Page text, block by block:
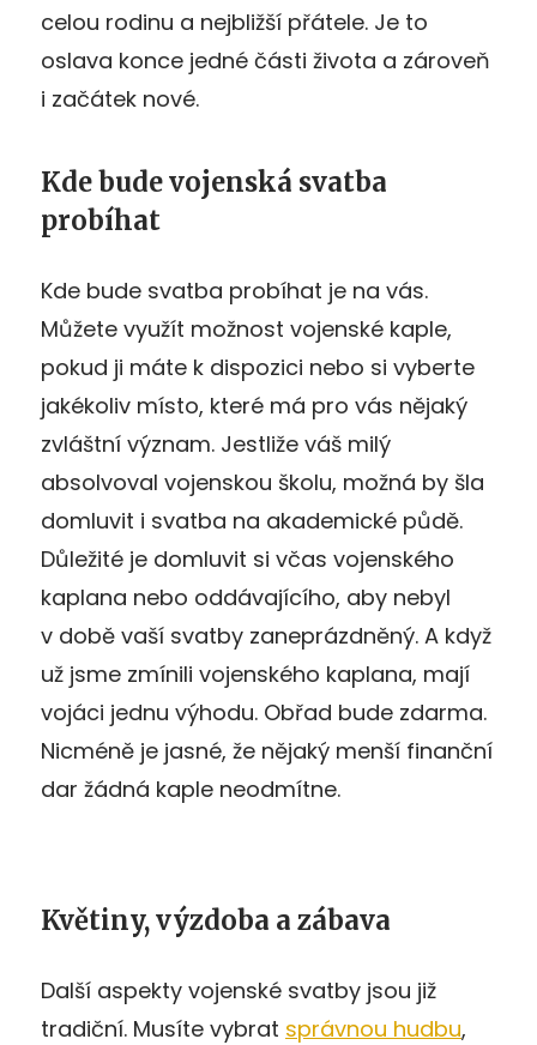
celou rodinu a nejbližší přátele. Je to
oslava konce jedné části života a zároveň
i začátek nové.
Kde bude vojenská svatba
probíhat
Kde bude svatba probíhat je na vás.
Můžete využít možnost vojenské kaple,
pokud ji máte k dispozici nebo si vyberte
jakékoliv místo, které má pro vás nějaký
zvláštní význam. Jestliže váš milý
absolvoval vojenskou školu, možná by šla
domluvit i svatba na akademické půdě.
Důležité je domluvit si včas vojenského
kaplana nebo oddávajícího, aby nebyl
v době vaší svatby zaneprázdněný. A když
už jsme zmínili vojenského kaplana, mají
vojáci jednu výhodu. Obřad bude zdarma.
Nicméně je jasné, že nějaký menší finanční
dar žádná kaple neodmítne.
Květiny, výzdoba a zábava
Další aspekty vojenské svatby jsou již
tradiční. Musíte vybrat správnou hudbu,